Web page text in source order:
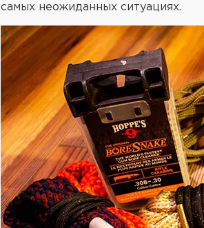
самых неожиданных ситуациях.